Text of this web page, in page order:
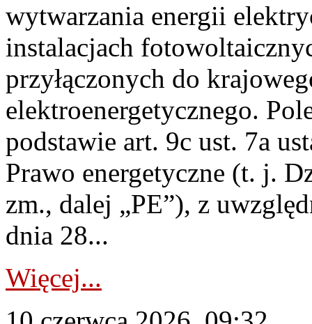
wytwarzania energii
instalacjach
przyłączonych do
elektroenergetycznego.
podstawie art. 9c ust. 7a
Prawo energetyczne (t. j.
zm., dalej „PE”), z
dnia 28...
Więcej...